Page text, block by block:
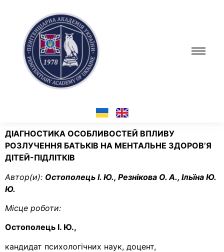
ДІАГНОСТИКА ОСОБЛИВОСТЕЙ ВПЛИВУ
РОЗЛУЧЕННЯ БАТЬКІВ НА МЕНТАЛЬНЕ ЗДОРОВ’Я
ДІТЕЙ-ПІДЛІТКІВ
Автор(и): Остополець І. Ю., Резнікова О. А., Ільїна Ю.
Ю.
Місце роботи:
Остополець І. Ю.,
кандидат психологічних наук, доцент,